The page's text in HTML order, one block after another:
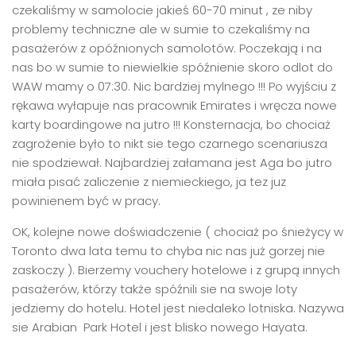
czekaliśmy w samolocie jakieś 60-70 minut , ze niby
problemy techniczne ale w sumie to czekaliśmy na
pasażerów z opóźnionych samolotów. Poczekają i na
nas bo w sumie to niewielkie spóźnienie skoro odlot do
WAW mamy o 07:30. Nic bardziej mylnego !!! Po wyjściu z
rękawa wyłapuje nas pracownik Emirates i wręcza nowe
karty boardingowe na jutro !!! Konsternacja, bo chociaż
zagrożenie było to nikt sie tego czarnego scenariusza
nie spodziewał. Najbardziej załamana jest Aga bo jutro
miała pisać zaliczenie z niemieckiego, ja tez juz
powinienem być w pracy.
OK, kolejne nowe doświadczenie ( chociaż po śnieżycy w
Toronto dwa lata temu to chyba nic nas już gorzej nie
zaskoczy ). Bierzemy vouchery hotelowe i z grupą innych
pasażerów, którzy także spóźnili sie na swoje loty
jedziemy do hotelu. Hotel jest niedaleko lotniska. Nazywa
sie Arabian Park Hotel i jest blisko nowego Hayata.